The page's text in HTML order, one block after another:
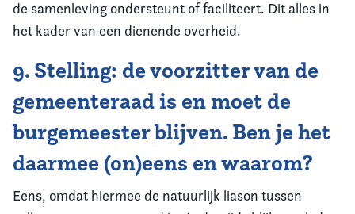
de samenleving ondersteunt of faciliteert. Dit alles in
het kader van een dienende overheid.
9. Stelling: de voorzitter van de
gemeenteraad is en moet de
burgemeester blijven. Ben je het
daarmee (on)eens en waarom?
Eens, omdat hiermee de natuurlijk liason tussen